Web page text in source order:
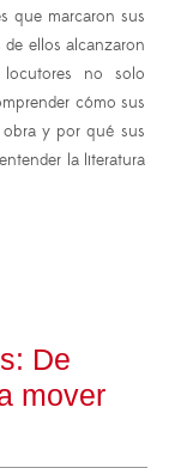
que marcaron sus
ellos alcanzaron
no solo
cómo sus
obra y por qué sus
la literatura
De
mover